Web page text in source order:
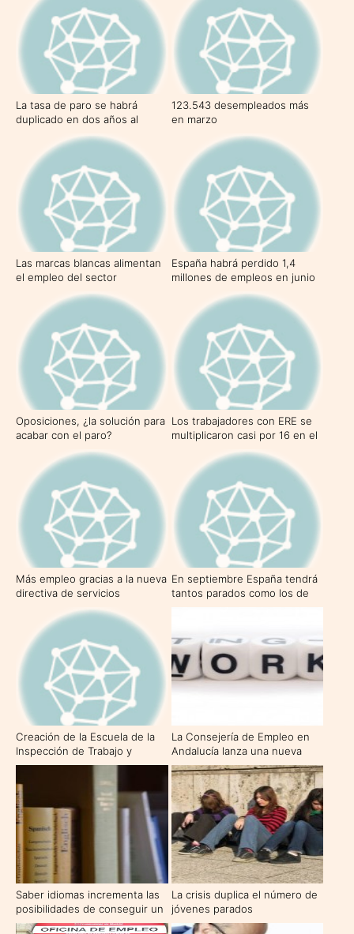
La tasa de paro se habrá
duplicado en dos años al
alcanzar el 16,2% en junio
123.543 desempleados más
en marzo
Las marcas blancas alimentan
el empleo del sector
España habrá perdido 1,4
millones de empleos en junio
Oposiciones, ¿la solución para
acabar con el paro?
Los trabajadores con ERE se
multiplicaron casi por 16 en el
primer trimestre
Más empleo gracias a la nueva
directiva de servicios
En septiembre España tendrá
tantos parados como los de
Francia e Italia juntos
Creación de la Escuela de la
Inspección de Trabajo y
Seguridad Social
La Consejería de Empleo en
Andalucía lanza una nueva
Oficina Virtual con 67 servicios
y una mayor facilidad de
acceso
Saber idiomas incrementa las
posibilidades de conseguir un
empleo
La crisis duplica el número de
jóvenes parados